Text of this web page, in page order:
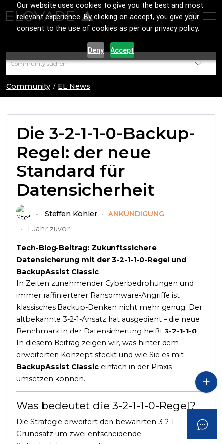
Our website uses cookies to give you the best and most
relevant experience. By clicking on accept, you give your
consent to the use of cookies as per our privacy policy.
Deny Accept
Community EL News
Die 3-2-1-1-0-Backup-
Regel: der neue
Standard für
Datensicherheit
Steffen Köhler
ANKÜNDIGUNG
1 Jahr zuvor
Tech-Blog-Beitrag: Zukunftssichere
Datensicherung mit der 3-2-1-1-0-Regel und
BackupAssist Classic
In Zeiten zunehmender Cyberbedrohungen und
immer raffinierterer Ransomware-Angriffe ist
klassisches Backup-Denken nicht mehr genug. Der
altbekannte 3-2-1-Ansatz hat ausgedient – die neue
Benchmark in der Datensicherung heißt 3-2-1-1-0.
In diesem Beitrag zeigen wir, was hinter dem
erweiterten Konzept steckt und wie Sie es mit
BackupAssist Classiceinfach in der Praxis
umsetzen können.
Was bedeutet die 3-2-1-1-0-Regel?
Die Strategie erweitert den bewährten 3-2-1-
Grundsatz um zwei entscheidende